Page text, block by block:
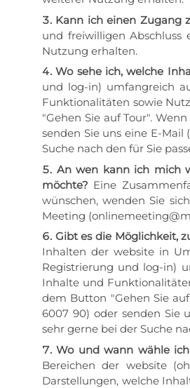
Kann ich einen Zugang
und freiwilligen Abschluss
Nutzung erhalten.
Wo sehe ich, welche
und log-in) umfangreich
Funktionalitäten sowie
"Gehen Sie auf Tour".
senden Sie uns eine E-
Suche nach den für Sie
An wen kann ich mich
möchte? Eine
wünschen, wenden Sie
Meeting
Gibt es die Möglichkeit,
Inhalten der website in
Registrierung und log-in)
Inhalte und
dem Button "Gehen Sie
6007 90) oder senden Sie
sehr gerne bei der Suche
Wo und wann wähle
Bereichen der website
Darstellungen, welche